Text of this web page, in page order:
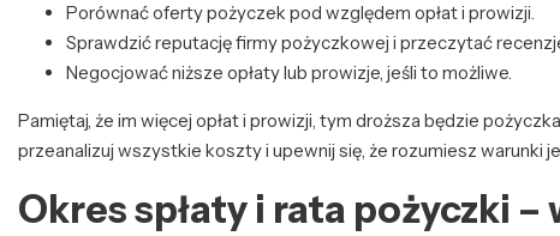
Porównać oferty pożyczek pod względem opłat i prowizji.
Sprawdzić reputację firmy pożyczkowej i przeczytać
Negocjować niższe opłaty lub prowizje, jeśli to możliwe.
Pamiętaj, że im więcej opłat i prowizji, tym droższa będzie
przeanalizuj wszystkie koszty i upewnij się, że rozumiesz warunki
Okres spłaty i rata pożyczki –